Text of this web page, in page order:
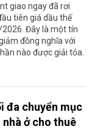
giao ngay đã rơi
tiên giá dầu thế
Đây là một tín
đồng nghĩa với
nào được giải tỏa.
đa chuyển mục
ở cho thuê